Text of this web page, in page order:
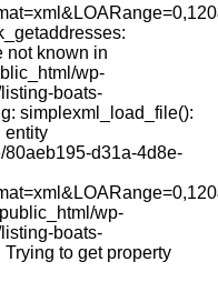
not known in
wp-
boats-
simplexml_load_file():
entity
80aeb195-d31a-4d8e-
wp-
boats-
to get property